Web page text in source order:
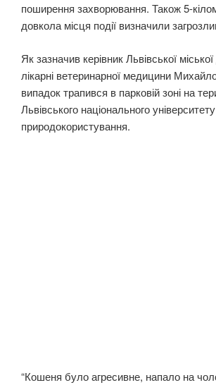
поширення захворювання. Також 5-
довкола місця події визначили
Як зазначив керівник Львівської
лікарні ветеринарної медицини
випадок трапився в парковій зоні на
Львівського національного університету
природокористування.
“Кошеня було агресивне, напало на